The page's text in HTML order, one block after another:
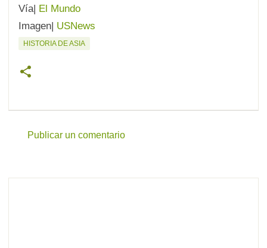
Vía| El Mundo
Imagen| USNews
HISTORIA DE ASIA
Publicar un comentario